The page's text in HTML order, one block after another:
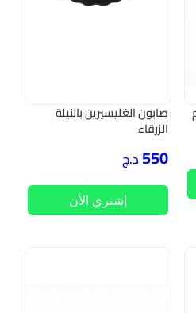
صابون الغليسيرين بالنيلة
الزرقاء
550 د.ج
إشتري الأن